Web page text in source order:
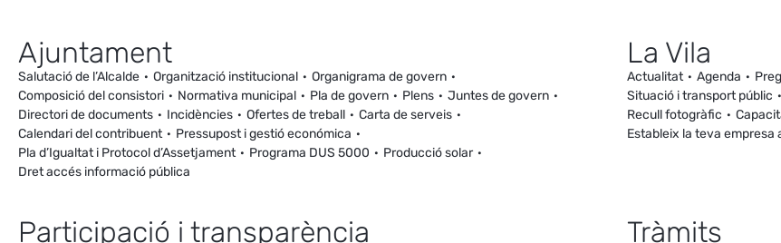
Ajuntament
Salutació de l’Alcalde Organització institucional
Organigrama de govern
Composició del consistori
Normativa municipal Pla de govern Plens
Juntes de govern
Directori de documents
Incidències Ofertes de treball
Carta de serveis
Calendari del contribuent
Pressupost i gestió económica
Pla d’Igualtat i Protocol d’Assetjament
Programa DUS 5000
Producció solar
Dret accés informació pública
La Vila
Actualitat Agenda
Situació i transport públic
Recull fotogràfic
Estableix la teva empresa
Participació i transparència Tràmits